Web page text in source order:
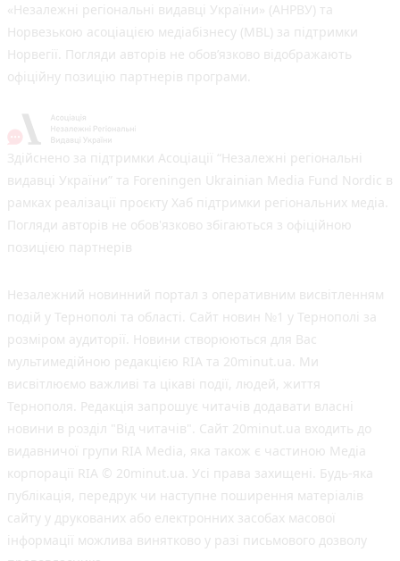
«Незалежні регіональні видавці України» (АНРВУ) та
Норвезькою асоціацією медіабізнесу (MBL) за підтримки
Норвегії. Погляди авторів не обов’язково відображають
офіційну позицію партнерів програми.
Здійснено за підтримки Асоціації “Незалежні регіональні
видавці України” та Foreningen Ukrainian Media Fund Nordic в
рамках реалізації проєкту Хаб підтримки регіональних медіа.
Погляди авторів не обов'язково збігаються з офіційною
позицією партнерів
Незалежний новинний портал з оперативним висвітленням
подій у Тернополі та області. Сайт новин №1 у Тернополі за
розміром аудиторії. Новини створюються для Вас
мультимедійною редакцією RIA та 20minut.ua. Ми
висвітлюємо важливі та цікаві події, людей, життя
Тернополя. Редакція запрошує читачів додавати власні
новини в розділ "Від читачів". Сайт 20minut.ua входить до
видавничої групи RIA Media, яка також є частиною Медіа
корпорації RIA © 20minut.ua. Усі права захищені. Будь-яка
публiкацiя, передрук чи наступне поширення матеріалів
сайту у друкованих або електронних засобах масової
інформації можлива винятково у разі письмового дозволу